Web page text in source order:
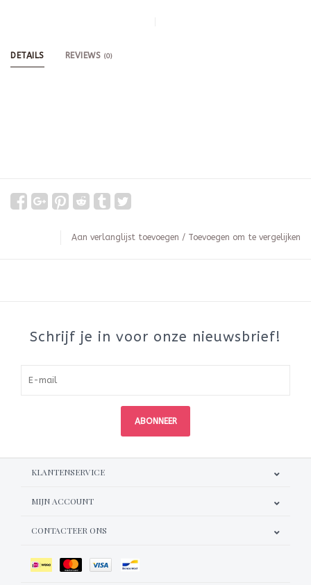
DETAILS REVIEWS (0)
Aan verlanglijst toevoegen / Toevoegen om te vergelijken
Schrijf je in voor onze nieuwsbrief!
ABONNEER
KLANTENSERVICE
MIJN ACCOUNT
CONTACTEER ONS